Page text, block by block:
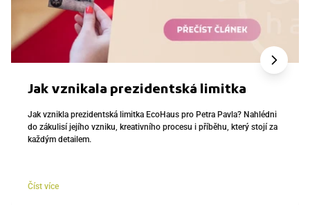
Jak vznikala prezidentská limitka
Jak vznikla prezidentská limitka EcoHaus pro Petra Pavla? Nahlédni
do zákulisí jejího vzniku, kreativního procesu i příběhu, který stojí za
každým detailem.
Číst více